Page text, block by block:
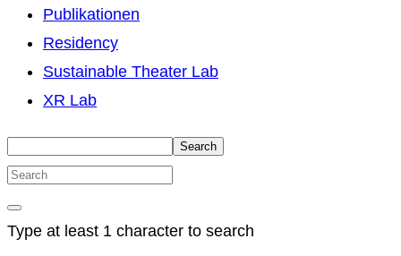
Publikationen
Residency
Sustainable Theater Lab
XR Lab
Search
Type at least 1 character to search